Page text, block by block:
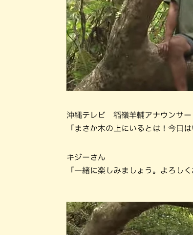
沖縄テレビ 稲嶺羊輔アナウンサー
「まさか木の上にいるとは！今日
キジーさん
「一緒に楽しみましょう。よろしく